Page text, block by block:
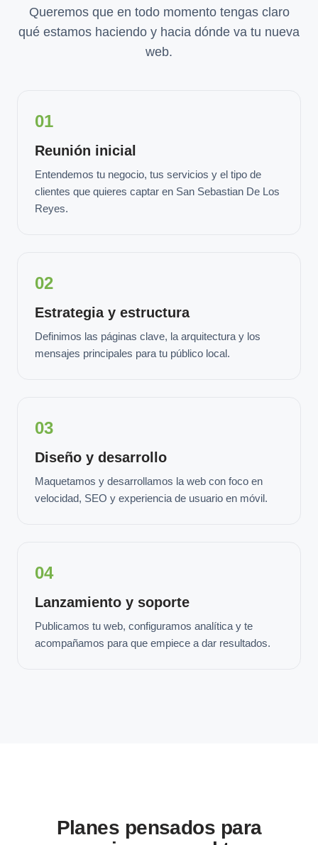
Queremos que en todo momento tengas claro
qué estamos haciendo y hacia dónde va tu nueva
web.
01
Reunión inicial
Entendemos tu negocio, tus servicios y el tipo de
clientes que quieres captar en San Sebastian De Los
Reyes.
02
Estrategia y estructura
Definimos las páginas clave, la arquitectura y los
mensajes principales para tu público local.
03
Diseño y desarrollo
Maquetamos y desarrollamos la web con foco en
velocidad, SEO y experiencia de usuario en móvil.
04
Lanzamiento y soporte
Publicamos tu web, configuramos analítica y te
acompañamos para que empiece a dar resultados.
Planes pensados para